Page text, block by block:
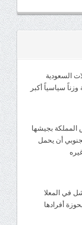
السعودية
سياسياً أكبر
المملكة بجيشها
أن يحمل
في المعلا
أفرادها